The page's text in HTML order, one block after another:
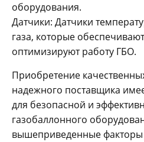
оборудования.
Датчики: Датчики
газа, которые
оптимизируют работу ГБО.
Приобретение
надежного поставщика
для безопасной и
газобаллонного
вышеприведенные